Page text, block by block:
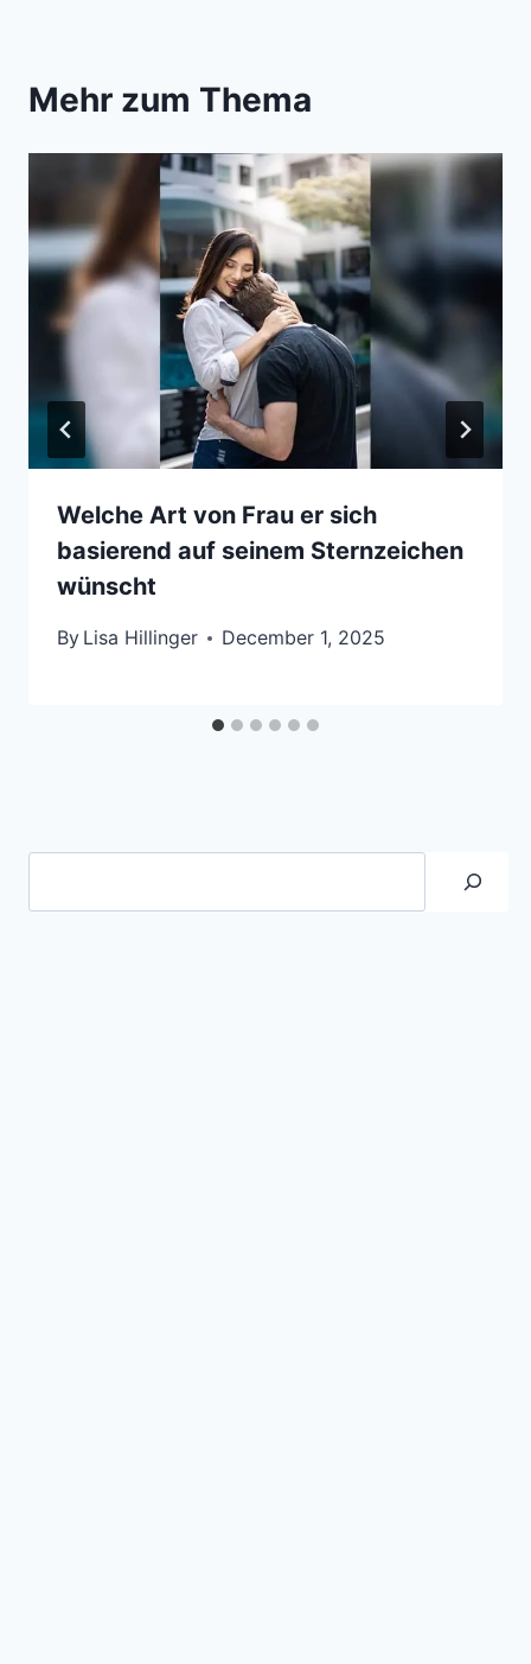
Mehr zum Thema
Welche Art von Frau er sich
basierend auf seinem Sternzeichen
wünscht
By Lisa Hillinger December 1, 2025